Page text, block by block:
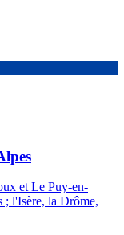
et Le Puy-en-
; l'Isère, la Drôme,